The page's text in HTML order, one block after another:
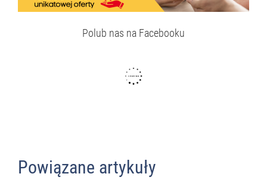
Polub nas na Facebooku
Powiązane artykuły